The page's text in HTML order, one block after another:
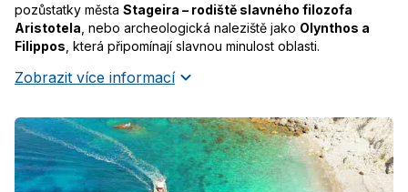
pozůstatky města Stageira – rodiště slavného filozofa
Aristotela , nebo archeologická naleziště jako Olynthos a
Filippos , která připomínají slavnou minulost oblasti.
Zobrazit více informací